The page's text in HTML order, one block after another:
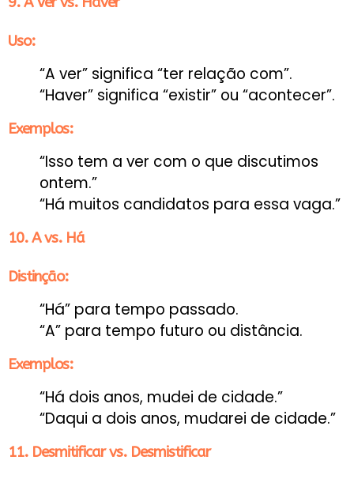
Uso:
“A ver” significa “ter relação com”.
“Haver” significa “existir” ou “acontecer”.
Exemplos:
“Isso tem a ver com o que discutimos
ontem.”
“Há muitos candidatos para essa vaga.”
10. A vs. Há
Distinção:
“Há” para tempo passado.
“A” para tempo futuro ou distância.
Exemplos:
“Há dois anos, mudei de cidade.”
“Daqui a dois anos, mudarei de cidade.”
11. Desmitificar vs. Desmistificar